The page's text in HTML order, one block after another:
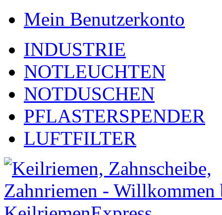
Mein Benutzerkonto
INDUSTRIE
NOTLEUCHTEN
NOTDUSCHEN
PFLASTERSPENDER
LUFTFILTER